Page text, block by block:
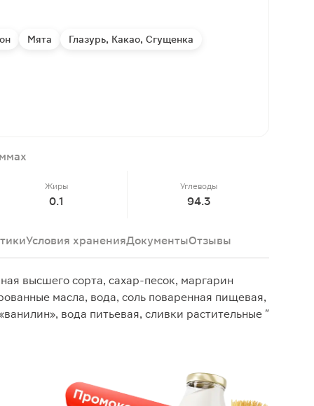
Мята Глазурь, Какао, Сгущенка
Жиры
0.1
Углеводы
94.3
Условия храненияДокументыОтзывы
высшего сорта, сахар-песок, маргарин
масла, вода, соль поваренная пищевая,
вода питьевая, сливки растительные "